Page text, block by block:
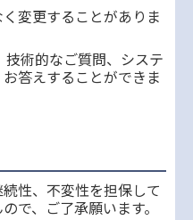
変更することがありま
術的なご質問、システ
答えすることができま
性、不変性を担保して
で、ご了承願います。